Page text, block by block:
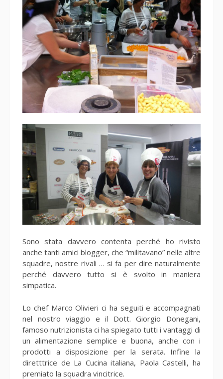
Sono stata davvero contenta perché ho rivisto
anche tanti amici blogger, che “militavano” nelle altre
squadre, nostre rivali … si fa per dire naturalmente
perché davvero tutto si è svolto in maniera
simpatica.
Lo chef Marco Olivieri ci ha seguiti e accompagnati
nel nostro viaggio e il Dott. Giorgio Donegani,
famoso nutrizionista ci ha spiegato tutti i vantaggi di
un alimentazione semplice e buona, anche con i
prodotti a disposizione per la serata. Infine la
diretttrice de La Cucina italiana, Paola Castelli, ha
premiato la squadra vincitrice.